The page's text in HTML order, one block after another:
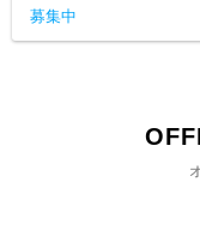
募集中